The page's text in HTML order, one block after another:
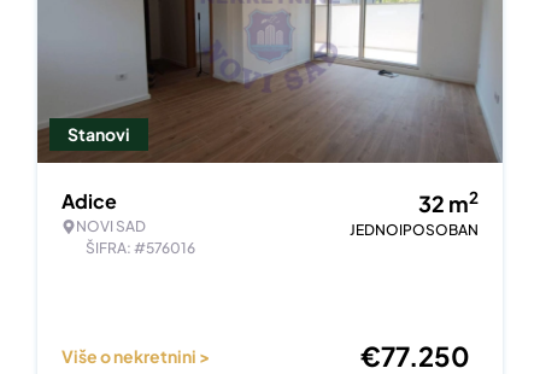
Stanovi
Adice
NOVI SAD
ŠIFRA: #576016
32 m2
JEDNOIPOSOBAN
Više o nekretnini > €77.250